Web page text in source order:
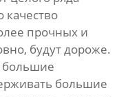
качество
прочных и
будут дороже.
большие